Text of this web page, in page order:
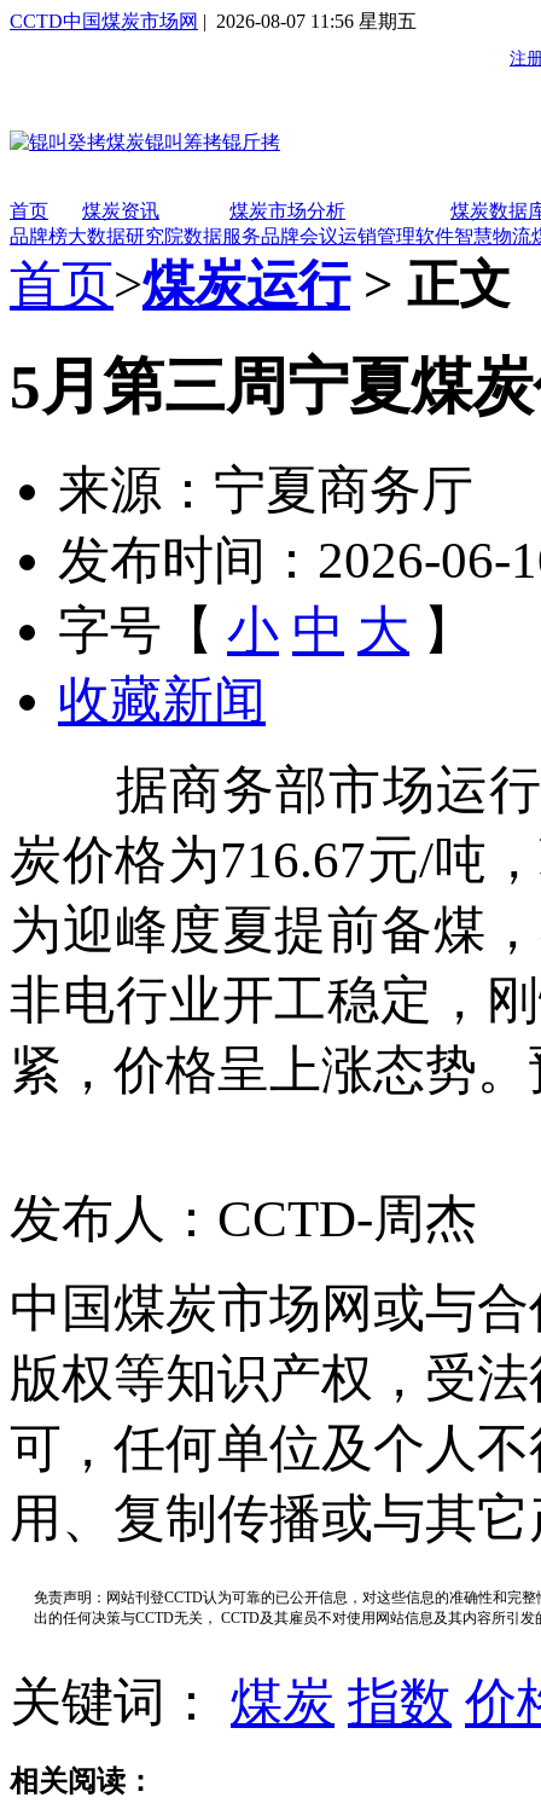
CCTD中国煤炭市场网 | 2026-08-07 11:56 星期五
首页 煤炭资讯 煤炭市场分析
煤炭数据
品牌榜大数据研究院数据服务品牌会议运销管理软件智慧物流
首页>煤炭运行> 正文
5月第三周宁夏煤
来源：宁夏商务厅
发布时间：2026-06-
字号【 小 中 大 】
收藏新闻
据商务部市场运行
炭价格为716.67元/吨
为迎峰度夏提前备煤
非电行业开工稳定，
紧，价格呈上涨态势
发布人：CCTD-周杰
中国煤炭市场网或与
版权等知识产权，受
可，任何单位及个人
用、复制传播或与其
免责声明：网站刊登CCTD认为可靠的已公开信息，对这些信息的准确性和完
出的任何决策与CCTD无关， CCTD及其雇员不对使用网站信息及其内容所引
关键词： 煤炭 指数 价
相关阅读：